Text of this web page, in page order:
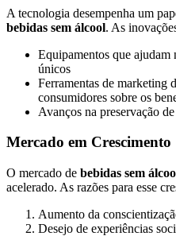
A tecnologia desempenha um
bebidas sem álcool. As
Equipamentos que ajudam
únicos
Ferramentas de marketing
consumidores sobre os
Avanços na preservação
Mercado em Crescimento
O mercado de bebidas sem
acelerado. As razões para esse
Aumento da
Desejo de experiências